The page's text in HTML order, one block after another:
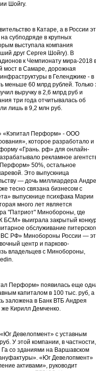
Шойгу.
в Катаре, а в России
субподряде в крупных
выступала компания
друг Сергея Шойгу). В
к Чемпионату мира-2018
мост в Самаре, дорожная
в Геленджике - в
меньше 60 млрд рублей. Только
выручку в 2,6 млрд руб и
три года отчитывалась об
лишь в 9,2 млн руб.
«Кэпитал Перформ» - ООО
которое разработало и
«Грань. рф» для онлайн-
рекламное
50%, остальное
Это выпускница
— дочь миллиардера
тесно связана бизнесом с
выпускнице психфака Марии
много лет является
"Патриот" Минобороны, где
БСМ» выиграла закрытый
обслуживание
РФ» Минобороны России —
центр и парково-
владельцев с Минобороны,
Перформ» появилась еще
капиталом в 100 тыс. руб, а
заложена в Банк ВТБ Андрея
же Кирилл Демченко.
Девелопмент» с уставным
У этой компании, в
Га со зданиями на Варшавском
«Юг Девелопмент»
активами», руководит